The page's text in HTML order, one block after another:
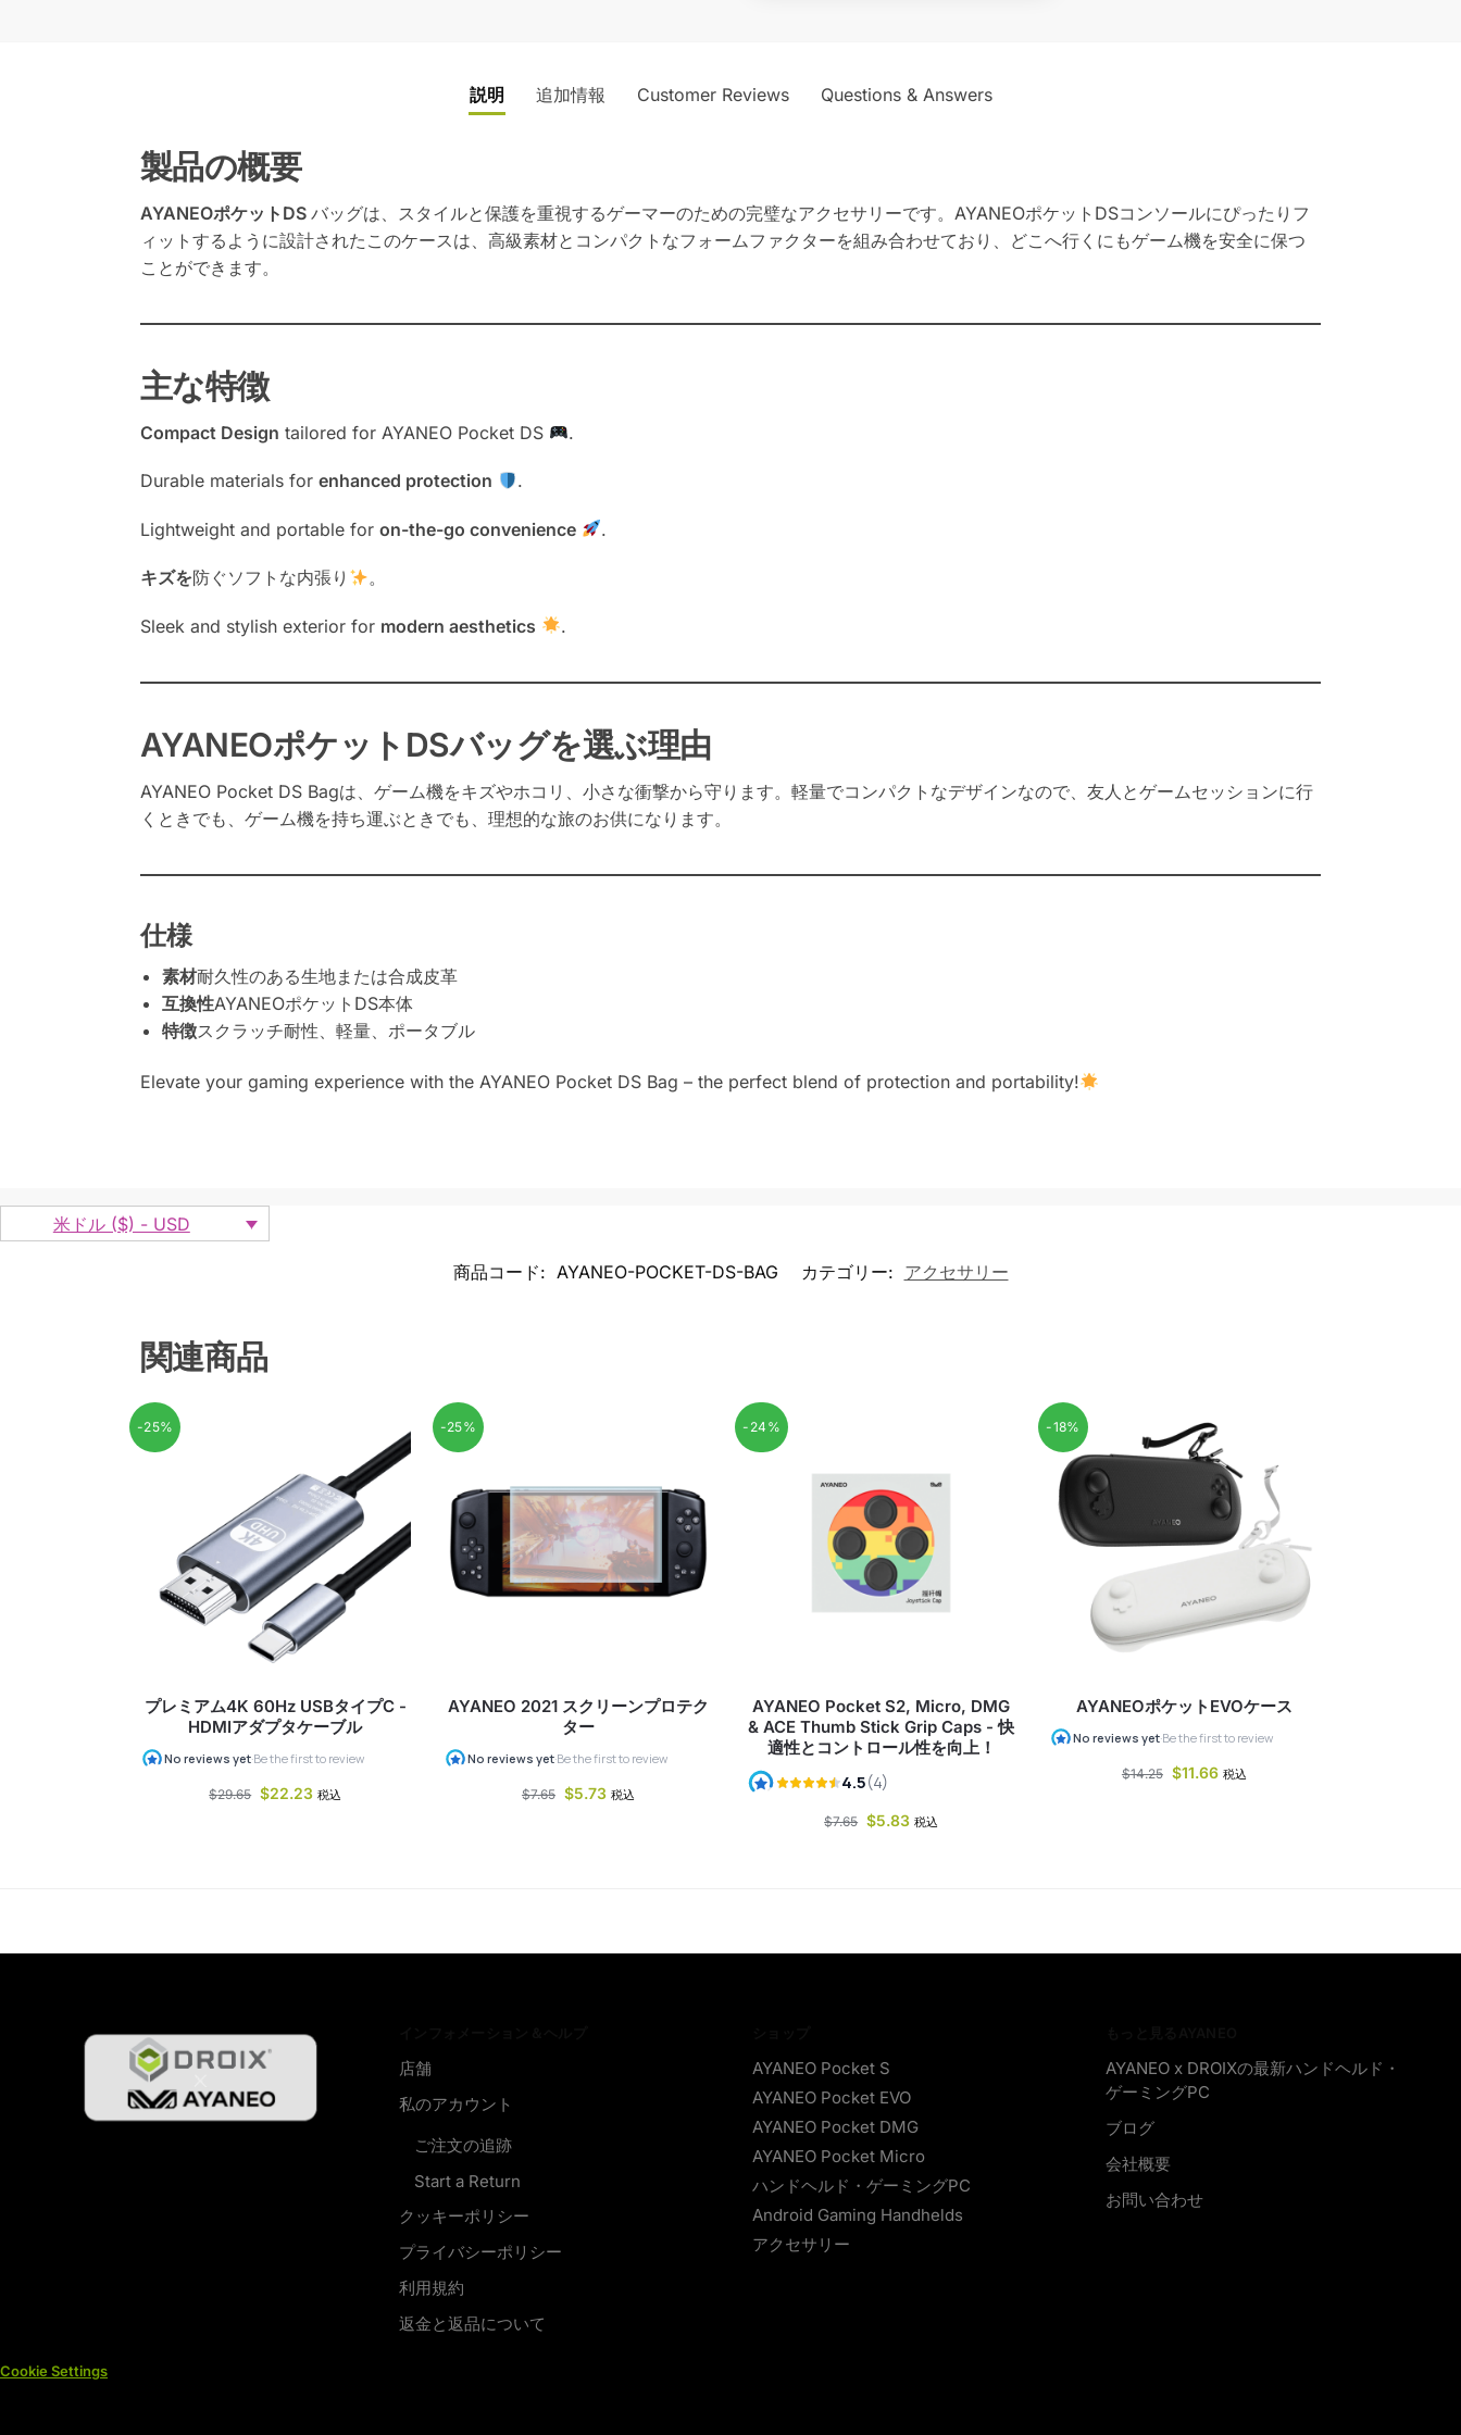
説明 追加情報 Customer Reviews Questions & Answers
製品の概要
AYANEOポケットDS バッグは、スタイルと保護を重視するゲーマーのための完璧なアクセサリーです。AYANEOポケットDSコンソールにぴったりフ
ィットするように設計されたこのケースは、高級素材とコンパクトなフォームファクターを組み合わせており、どこへ行くにもゲーム機を安全に保つ
ことができます。
主な特徴
Compact Design tailored for AYANEO Pocket DS .
Durable materials for enhanced protection .
Lightweight and portable for on-the-go convenience .
キズを防ぐソフトな内張り 。
Sleek and stylish exterior for modern aesthetics .
AYANEOポケットDSバッグを選ぶ理由
AYANEO Pocket DS Bagは、ゲーム機をキズやホコリ、小さな衝撃から守ります。軽量でコンパクトなデザインなので、友人とゲームセッションに行
くときでも、ゲーム機を持ち運ぶときでも、理想的な旅のお供になります。
仕様
素材耐久性のある生地または合成皮革
互換性AYANEOポケットDS本体
特徴スクラッチ耐性、軽量、ポータブル
Elevate your gaming experience with the AYANEO Pocket DS Bag – the perfect blend of protection and portability!
米ドル ($) - USD
商品コード: AYANEO-POCKET-DS-BAG カテゴリー: アクセサリー
関連商品
-25%
プレミアム4K 60Hz USBタイプC -
HDMIアダプタケーブル
$29.65 $22.23 税込
-25%
AYANEO 2021 スクリーンプロテク
ター
$7.65 $5.73 税込
-24%
AYANEO Pocket S2, Micro, DMG
& ACE Thumb Stick Grip Caps - 快
適性とコントロール性を向上！
$7.65 $5.83 税込
-18%
AYANEOポケットEVOケース
$14.25 $11.66 税込
店舗
私のアカウント
ご注文の追跡
Start a Return
クッキーポリシー
プライバシーポリシー
利用規約
返金と返品について
AYANEO Pocket S
AYANEO Pocket EVO
AYANEO Pocket DMG
AYANEO Pocket Micro
ハンドヘルド・ゲーミングPC
Android Gaming Handhelds
アクセサリー
AYANEO x DROIXの最新ハンドヘルド・
ゲーミングPC
ブログ
会社概要
お問い合わせ
Cookie Settings